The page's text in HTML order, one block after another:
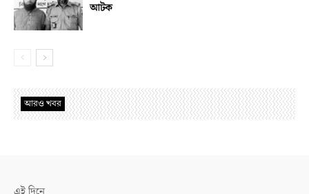
আটক
আরও খবর